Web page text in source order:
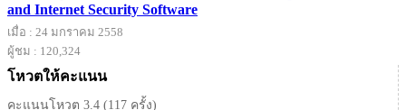
and Internet Security Software
เมื่อ : 24 มกราคม 2558
ผู้ชม : 120,324
โหวตให้คะแนน
คะแนนโหวต 3.4 (117 ครั้ง)